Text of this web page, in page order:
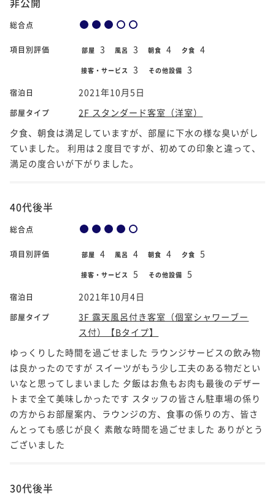
総合点
項目別評価 部屋 3 風呂 3 朝食 4 夕食 4
接客・サービス 3 その他設備 3
宿泊日 2021年10月5日
部屋タイプ
2F スタンダード客室（洋室）
夕食、朝食は満足していますが、部屋に下水の様な臭いがし
ていました。 利用は２度目ですが、初めての印象と違って、
満足の度合いが下がりました。
40代後半
総合点
項目別評価 部屋 4 風呂 4 朝食 4 夕食 5
接客・サービス 5 その他設備 5
宿泊日 2021年10月4日
部屋タイプ
3F 露天風呂付き客室（個室シャワーブー
ス付）【Bタイプ】
ゆっくりした時間を過ごせました ラウンジサービスの飲み物
は良かったのですが スイーツがもう少し工夫のある物だとい
いなと思ってしまいました 夕飯はお魚もお肉も最後のデザー
トまで全て美味しかったです スタッフの皆さん駐車場の係り
の方からお部屋案内、ラウンジの方、食事の係りの方、皆さ
んとっても感じが良く 素敵な時間を過ごせました ありがとう
ございました
30代後半